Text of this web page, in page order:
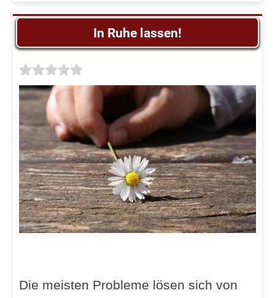
In Ruhe lassen!
Die meisten Probleme lösen sich von